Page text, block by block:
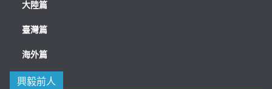
大陸篇
臺灣篇
海外篇
興毅前人